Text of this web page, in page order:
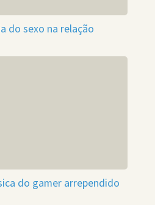
do sexo na relação
do gamer arrependido